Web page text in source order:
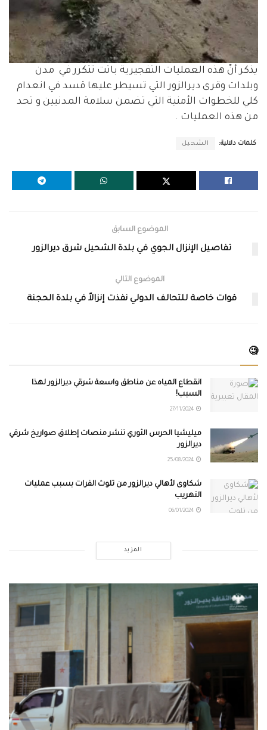
يذكر أنّ هذه العمليات التفجيرية باتت تتكرر في مدن
وبلدات وقرى ديرالزور التي تسيطر عليها قسد في انعدام
كلي للخطوات الأمنية التي تضمن سلامة المدنيين و تحد
من هذه العمليات .
كلمات دلالية: الشحيل
الموضوع السابق
تفاصيل الإنزال الجوي في بلدة الشحيل شرق ديرالزور
الموضوع التالي
قوات خاصة للتحالف الدولي نفذت إنزالاً في بلدة الحجنة
🧐
انقطاع المياه عن مناطق واسعة شرقي ديرالزور لهذا
السبب!
ميليشيا الحرس الثوري تنشر منصات إطلاق صواريخ شرقي
ديرالزور
شكاوى لأهالي ديرالزور من تلوث الفرات بسبب عمليات
التهريب
المزيد